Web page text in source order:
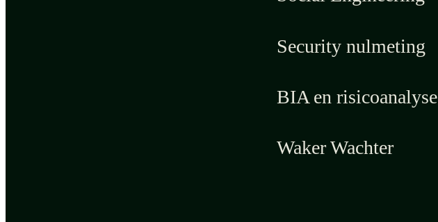
Security nulmeting
BIA en risicoanalyse
Waker Wachter